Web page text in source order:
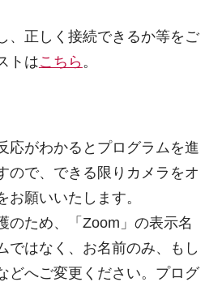
、正しく接続できるか等をご
トはこちら 。
応がわかるとプログラムを進
ので、できる限りカメラをオ
お願いいたします。
のため、「Zoom」の表示名
ではなく、お名前のみ、もし
どへご変更ください。プログ